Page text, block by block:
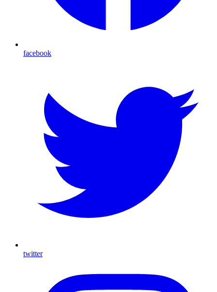
facebook
twitter